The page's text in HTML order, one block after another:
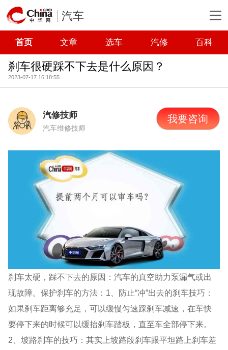
汽车
首页 文章 选车 汽修 百科
刹车很硬踩不下去是什么原因？
2023-07-17 16:18:55
汽修技师
汽车维修技师
我要咨询
刹车太硬，踩不下去的原因：汽车的真空助力泵漏气或出
现故障。保护刹车的方法：1、防止“冲”出去的刹车技巧：
如果刹车距离够充足，可以缓慢匀速踩刹车减速，在车快
要停下来的时候可以缓抬刹车踏板，直至车全部停下来。
2、坡路刹车的技巧：其实上坡路段刹车跟平坦路上刹车差